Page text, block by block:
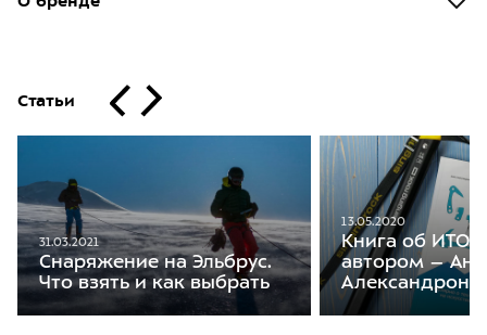
Статьи
31.03.2021
Снаряжение на Эльбрус.
Что взять и как выбрать
13.05.2020
Книга об ИТО.
автором –